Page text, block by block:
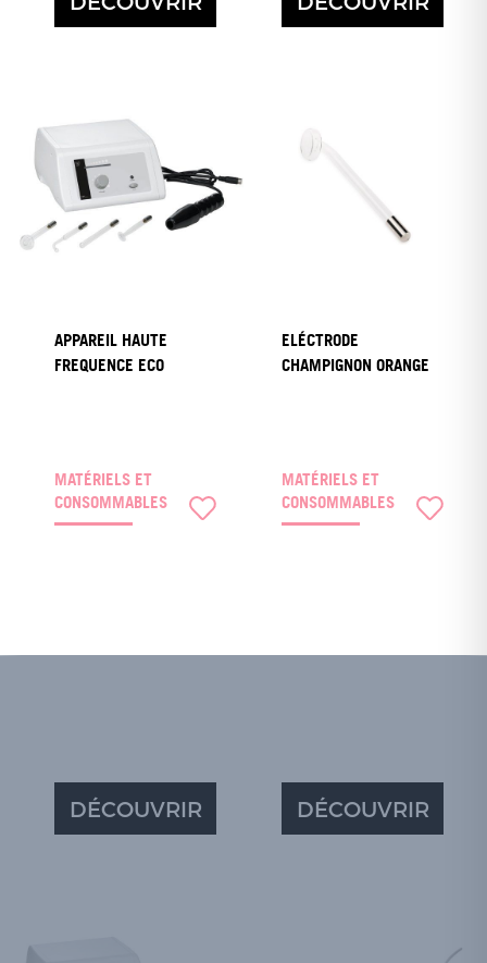
APPAREIL HAUTE
FREQUENCE ECO
MATÉRIELS ET
CONSOMMABLES
DÉCOUVRIR
ELÉCTRODE
CHAMPIGNON ORANGE
MATÉRIELS ET
CONSOMMABLES
DÉCOUVRIR